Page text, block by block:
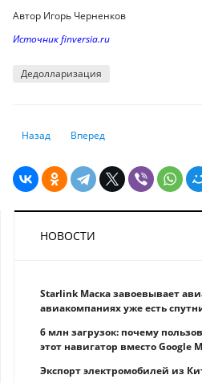
Автор Игорь Черненков
Источник finversia.ru
Дедолларизация
Предыдущий: Рост занятости в США
Назад Следующий: ЕЦБ
Вперед
НОВОСТИ
Starlink Маска завоевывает
авиакомпаниях уже есть
6 млн загрузок: почему
этот навигатор вместо Google
Экспорт электромобилей из